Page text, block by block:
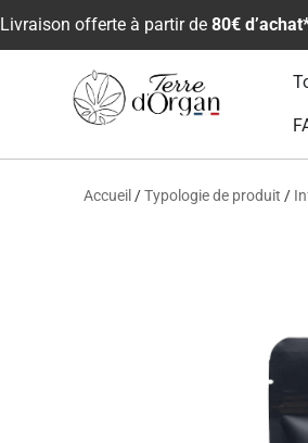
Livraison offerte à partir de 80€
Accueil /Typologie de produit /